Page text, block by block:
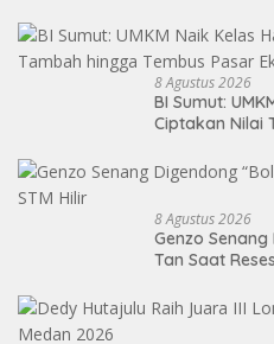
8 Agustus 2026
BI Sumut:
Ciptakan Nilai
8 Agustus 2026
Genzo
Tan Saat